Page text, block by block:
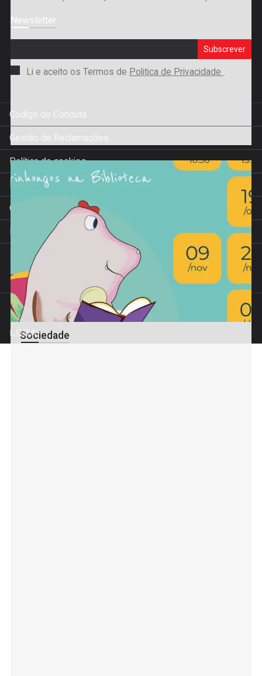
Sociedade
Newsletter
Subscrever
Li e aceito os Termos de Politica de Privacidade .
Código de Conduta
Gestão de Reclamações
Política de cookies
Política de privacidade
Condições de venda
Livro de Reclamações
© Trevim 2022. Todos os direitos reservados
Projeto financiado pelos incentivos do Estado à Comunicação Social